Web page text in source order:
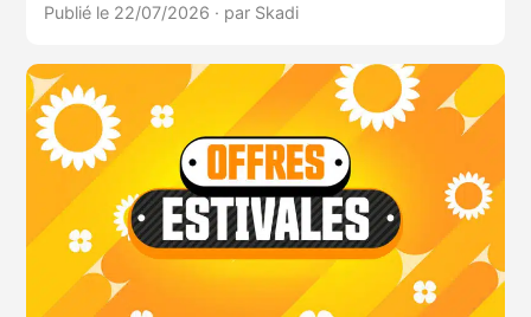
Publié le 22/07/2026 · par Skadi